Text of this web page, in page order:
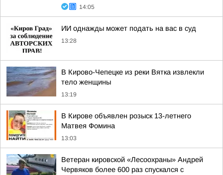
14:05
ИИ однажды может подать на вас в суд
13:28
В Кирово-Чепецке из реки Вятка извлекли
тело женщины
13:19
В Кирове объявлен розыск 13-летнего
Матвея Фомина
13:03
Ветеран кировской «Лесоохраны» Андрей
Червяков более 600 раз спускался с